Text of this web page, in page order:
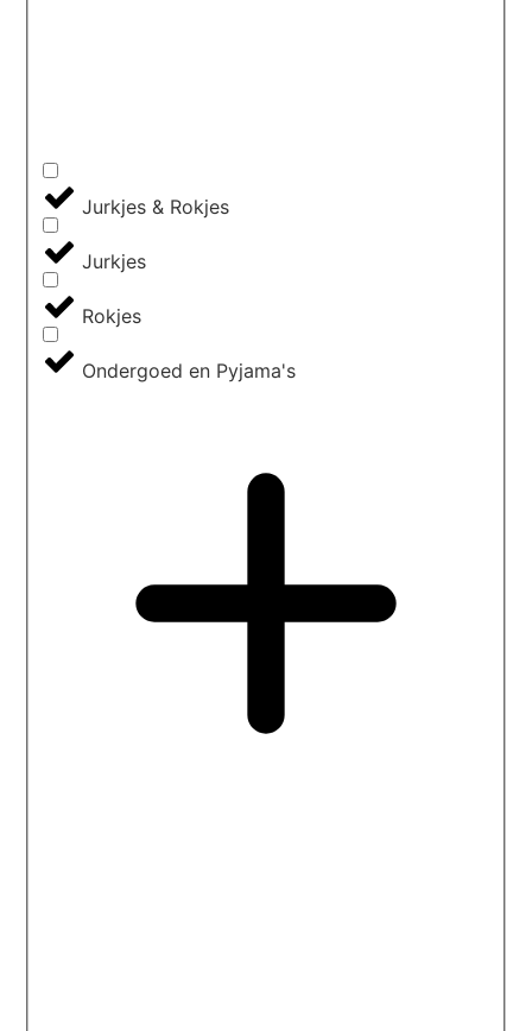
Jurkjes & Rokjes
Jurkjes
Rokjes
Ondergoed en Pyjama's